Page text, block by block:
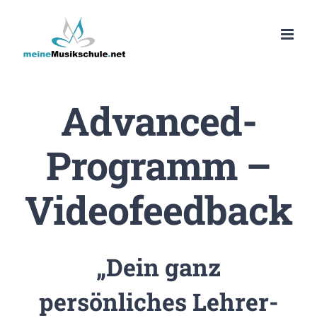
springen
Advanced-
Programm –
Videofeedback
„Dein ganz
persönliches Lehrer-